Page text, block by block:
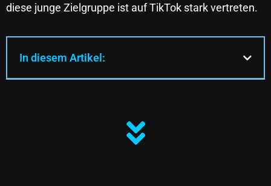
diese junge Zielgruppe ist auf TikTok stark vertreten.
In diesem Artikel: